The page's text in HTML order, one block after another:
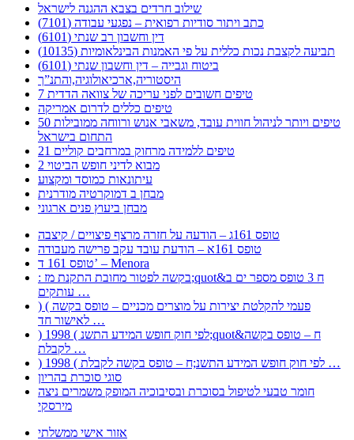
שילוב חרדים בצבא ההגנה לישראל
כתב ויתור סודיות רפואית – נפגעי עבודה (7101)
דין וחשבון רב שנתי (6101)
תביעה לקצבת נכות כללית על פי האמנות הבינלאומיות (10135)
ביטוח וגבייה – דין וחשבון שנתי (6101)
היסטוריה,ארכיאולוגיה,והתנ”ך
7 טיפים חשובים לפני עריכה של צוואה הדדית
טיפים כללים לדרום אמריקה
50 טיפים ויותר לניהול חווית עובד, משאבי אנוש ורווחה ממובילות
התחום בישראל
21 טיפים ללמידה מרחוק במרחבים קוליים
מבוא לדיני חופש הביטוי 2
עיתונאות כמוסד ומקצוע
מבחן ב דמוקרטיה מודרנית
מבחן ביעוץ פנים ארגוני
טופס 161ג – הודעה על חזרה מרצף פיצויים / קיצבה
טופס 161א – הודעת עובד עקב פרישה מעבודה
טופס 161 ד’ – Menora
: בקשה לפטור מחובת התקנת מז;quot&ח 3 טופס מספר ים ב
עותקים …
) ( פעמי להקלטת יצירות על מוצרים מכניים – טופס בקשה
לאישור חד …
) 1998 ( לפי חוק חופש המידע התשנ;quot&ח – טופס בקשה
לקבלת …
) 1998 ( לפי חוק חופש המידע התשנ;ח – טופס בקשה לקבלת …
סוגי סוכרת בהריון
חומר טבעי לטיפול בסוכרת ובסיבוכיה המופק משמרים ניצה
מירסקי
אזור אישי ממשלתי